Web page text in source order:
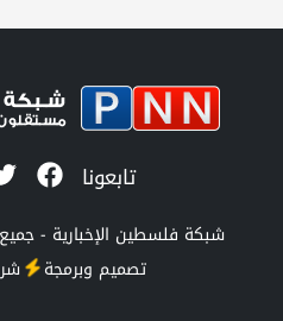
تابعونا
شبكة فلسطين الإخبارية -
تصميم وبرمجة